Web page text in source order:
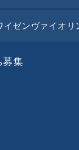
イゼンヴァイオリ
募集